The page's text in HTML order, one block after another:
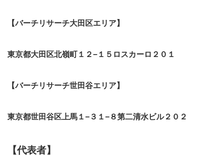
【バーチリサーチ大田区エリア】
東京都大田区北嶺町１２−１５ロスカーロ２０１
【バーチリサーチ世田谷エリア】
東京都世田谷区上馬１−３１−８第二清水ビル２０２
【代表者】